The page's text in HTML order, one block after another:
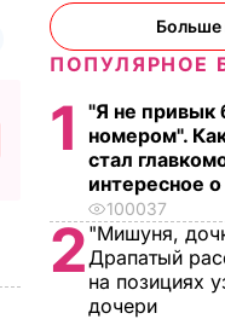
Больше
ПОПУЛЯРНОЕ
1
"Я не привык
номером".
стал
интересное
100037
2 "Мишуня,
Драпатый
на позициях
дочери